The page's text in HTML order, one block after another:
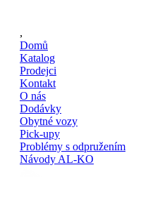
,
Domů
Katalog
Prodejci
Kontakt
O nás
Dodávky
Obytné vozy
Pick-upy
Problémy s odpružením
Návody AL-KO